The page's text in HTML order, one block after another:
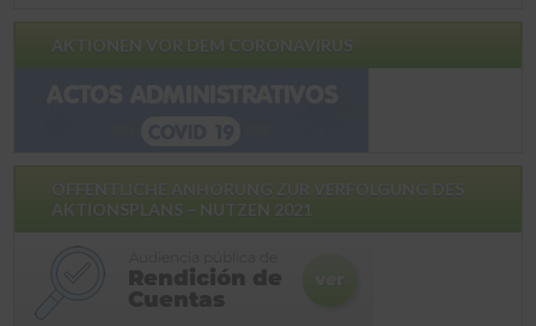
AKTIONEN VOR DEM CORONAVIRUS
AKTIONSPLANS – NUTZEN 2021